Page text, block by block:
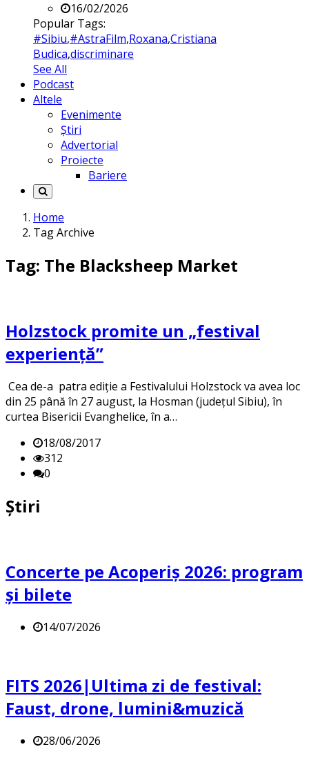
16/02/2026
Popular Tags:
#Sibiu,#AstraFilm,Roxana,Cristiana
Budica,discriminare
See All
Podcast
Altele
Evenimente
Știri
Advertorial
Proiecte
Bariere
Home
Tag Archive
Tag: The Blacksheep Market
Holzstock promite un „festival
experiență”
Cea de-a patra ediție a Festivalului Holzstock va avea loc
din 25 până în 27 august, la Hosman (județul Sibiu), în
curtea Bisericii Evanghelice, în a…
18/08/2017
312
0
Știri
Concerte pe Acoperiș 2026: program
și bilete
14/07/2026
FITS 2026|Ultima zi de festival:
Faust, drone, lumini&muzică
28/06/2026